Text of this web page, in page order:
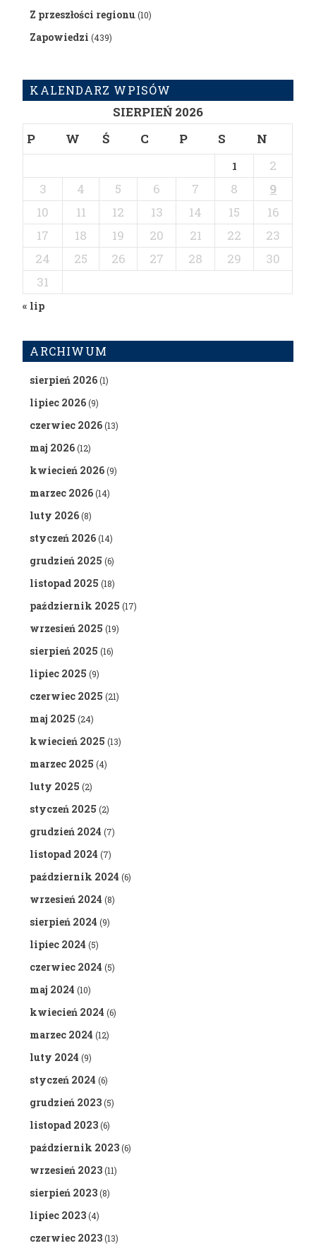
Z przeszłości regionu(10)
Zapowiedzi (439)
KALENDARZ WPISÓW
SIERPIEŃ 2026
P
W Ś C P S N
1
2
3
4 5 6 7 8
9
10
11 12 13 14 15
16
17
18 19 20 21 22
23
24
25 26 27 28 29
30
31
« lip
ARCHIWUM
sierpień 2026(1)
lipiec 2026(9)
czerwiec 2026(13)
maj 2026(12)
kwiecień 2026(9)
marzec 2026(14)
luty 2026(8)
styczeń 2026(14)
grudzień 2025 (6)
listopad 2025 (18)
październik 2025 (17)
wrzesień 2025 (19)
sierpień 2025 (16)
lipiec 2025 (9)
czerwiec 2025 (21)
maj 2025 (24)
kwiecień 2025 (13)
marzec 2025 (4)
luty 2025 (2)
styczeń 2025 (2)
grudzień 2024 (7)
listopad 2024 (7)
październik 2024 (6)
wrzesień 2024 (8)
sierpień 2024 (9)
lipiec 2024 (5)
czerwiec 2024 (5)
maj 2024 (10)
kwiecień 2024 (6)
marzec 2024 (12)
luty 2024 (9)
styczeń 2024 (6)
grudzień 2023(5)
listopad 2023(6)
październik 2023(6)
wrzesień 2023(11)
sierpień 2023(8)
lipiec 2023(4)
czerwiec 2023(13)